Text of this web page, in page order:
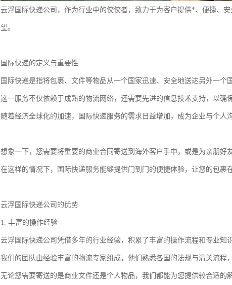
云浮国际快递公司，作为行业中的佼佼者，致力于为客户提供*、便捷、
望。
国际快递的定义与重要性
国际快递是指将包裹、文件等物品从一个国家迅速、安全地送达另外一个
这一服务不仅依赖于成熟的物流网络，还需要先进的信息技术支持，以确
随着经济全球化的加速，国际快递服务的需求日益增加，成为企业与个人
想象一下，您需要将重要的商业合同寄送到海外客户手中，或是为亲朋好
在这样的情况下，国际快递服务能够提供门到门的便捷体验，让您的包裹
云浮国际快递公司的优势
1. 丰富的操作经验
云浮国际快递公司凭借多年的行业经验，积累了丰富的操作流程和专业知识
我们的团队由经验丰富的物流专家组成，他们熟悉各国的法规与清关流程
无论您需要寄送的是商业文件还是个人物品，我们都能为您提供较合适的